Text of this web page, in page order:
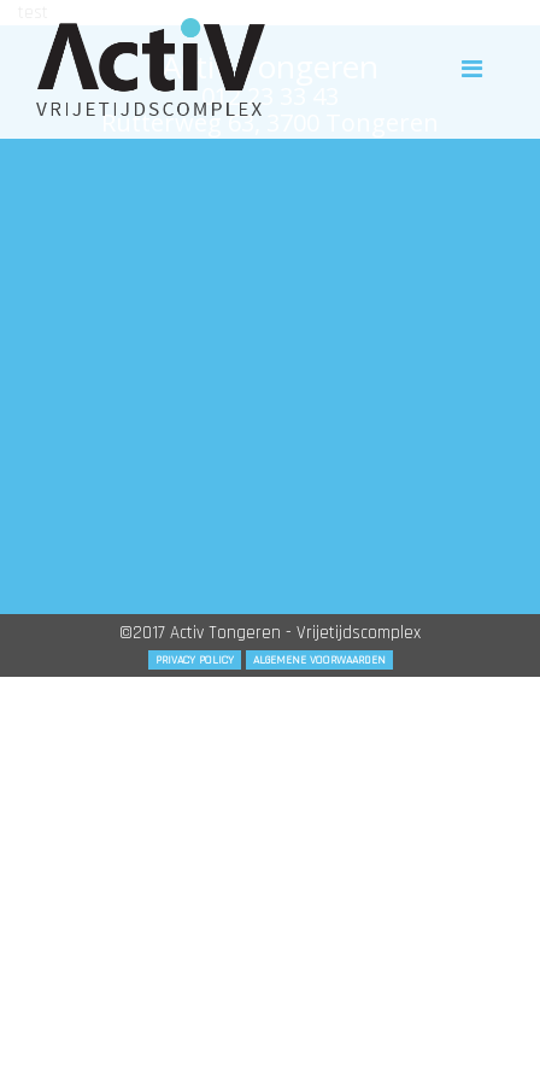
Activ Tongeren
012 23 33 43
Rutterweg 63, 3700 Tongeren
©2017 Activ Tongeren - Vrijetijdscomplex
PRIVACY POLICY ALGEMENE VOORWAARDEN